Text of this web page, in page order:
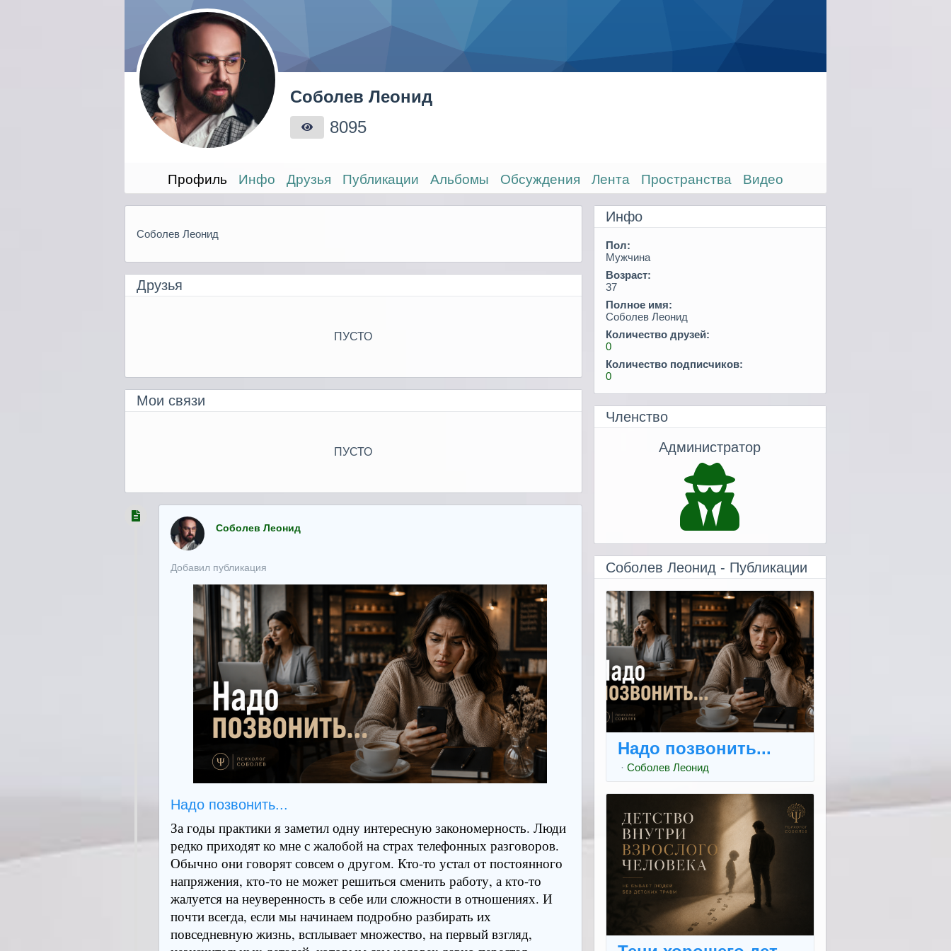
Соболев Леонид
8095
Профиль Инфо Друзья Публикации Альбомы Обсуждения Лента Пространства Видео
Соболев Леонид
Друзья
ПУСТО
Мои связи
ПУСТО
Соболев Леонид
Добавил публикация
Надо позвонить...
За годы практики я заметил одну интересную закономерность. Люди
редко приходят ко мне с жалобой на страх телефонных разговоров.
Обычно они говорят совсем о другом. Кто-то устал от постоянного
напряжения, кто-то не может решиться сменить работу, а кто-то
жалуется на неуверенность в себе или сложности в отношениях. И
почти всегда, если мы начинаем подробно разбирать их
повседневную жизнь, всплывает множество, на первый взгляд,
Инфо
Пол:
Мужчина
Возраст:
37
Полное имя:
Соболев Леонид
Количество друзей:
0
Количество подписчиков:
0
Членство
Администратор
Соболев Леонид - Публикации
Надо позвонить...
· Соболев Леонид